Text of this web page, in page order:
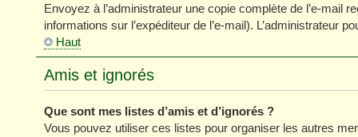
Envoyez à l’administrateur une copie complète de l’e-mail
informations sur l’expéditeur de l’e-mail). L’administrateur
Haut
Amis et ignorés
Que sont mes listes d’amis et d’ignorés ?
Vous pouvez utiliser ces listes pour organiser les autres